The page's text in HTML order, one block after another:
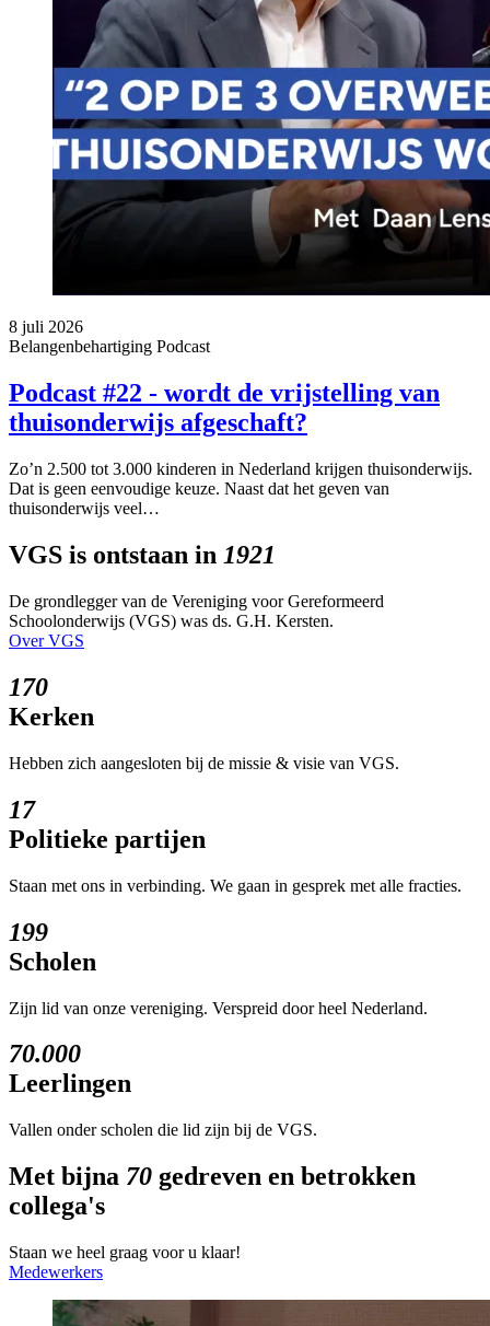
8 juli 2026
Belangenbehartiging Podcast
Podcast #22 - wordt de vrijstelling van
thuisonderwijs afgeschaft?
Zo’n 2.500 tot 3.000 kinderen in Nederland krijgen thuisonderwijs.
Dat is geen eenvoudige keuze. Naast dat het geven van
thuisonderwijs veel…
VGS is ontstaan in 1921
De grondlegger van de Vereniging voor Gereformeerd
Schoolonderwijs (VGS) was ds. G.H. Kersten.
Over VGS
170
Kerken
Hebben zich aangesloten bij de missie & visie van VGS.
17
Politieke partijen
Staan met ons in verbinding. We gaan in gesprek met alle fracties.
199
Scholen
Zijn lid van onze vereniging. Verspreid door heel Nederland.
70.000
Leerlingen
Vallen onder scholen die lid zijn bij de VGS.
Met bijna 70 gedreven en betrokken
collega's
Staan we heel graag voor u klaar!
Medewerkers